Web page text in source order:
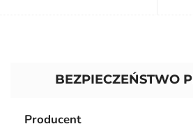
BEZPIECZEŃSTWO
Producent